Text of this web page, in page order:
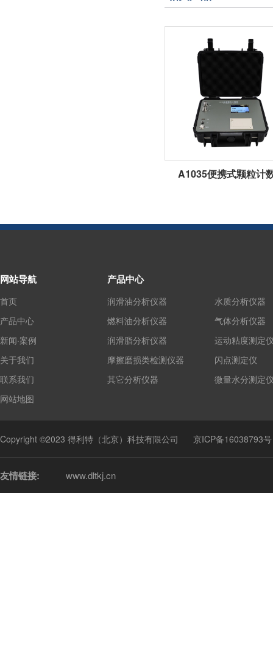
A1035便携式颗粒计
网站导航
首页
产品中心
新闻·案例
关于我们
联系我们
网站地图
产品中心
润滑油分析仪器
燃料油分析仪器
润滑脂分析仪器
摩擦磨损类检测仪器
其它分析仪器
水质分析仪器
气体分析仪器
运动粘度测定
闪点测定仪
微量水分测定
Copyright ©2023 得利特（北京）科技有限公司 京ICP备16038793号
友情链接: www.dltkj.cn